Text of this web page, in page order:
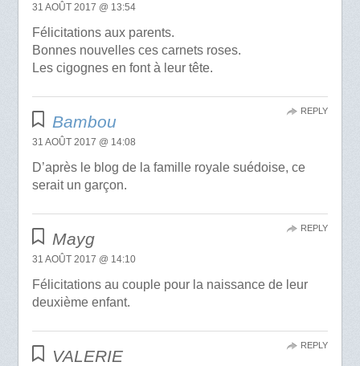
31 AOÛT 2017 @ 13:54
Félicitations aux parents.
Bonnes nouvelles ces carnets roses.
Les cigognes en font à leur tête.
Bambou
31 AOÛT 2017 @ 14:08
D’après le blog de la famille royale suédoise, ce
serait un garçon.
REPLY
Mayg
31 AOÛT 2017 @ 14:10
Félicitations au couple pour la naissance de leur
deuxième enfant.
REPLY
VALERIE
REPLY